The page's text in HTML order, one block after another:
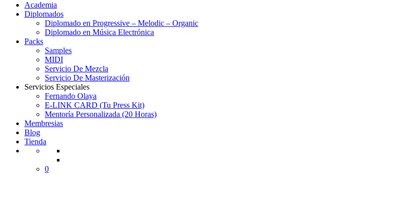
Academia
Diplomados
Diplomado en Progressive – Melodic – Organic
Diplomado en Música Electrónica
Packs
Samples
MIDI
Servicio De Mezcla
Servicio De Masterización
Servicios Especiales
Fernando Olaya
E-LINK CARD (Tu Press Kit)
Mentoría Personalizada (20 Horas)
Membresias
Blog
Tienda
0